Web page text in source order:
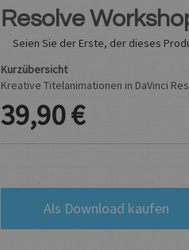
Resolve
Seien Sie der Erste, der dieses
Kurzübersicht
Kreative Titelanimationen in DaVinci
39,90 €
Als Download kaufen